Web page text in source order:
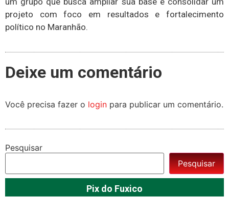
projeto com foco em resultados e fortalecimento
político no Maranhão.
Deixe um comentário
Você precisa fazer o login para publicar um comentário.
Pesquisar
Pesquisar
Pix do Fuxico